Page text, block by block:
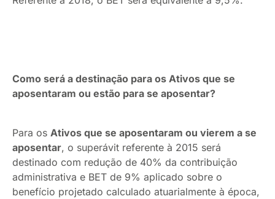
Como será a destinação para os Ativos que se
aposentaram ou estão para se aposentar?
Para os Ativos que se aposentaram ou vierem a se
aposentar, o superávit referente à 2015 será
destinado com redução de 40% da contribuição
administrativa e BET de 9% aplicado sobre o
benefício projetado calculado atuarialmente à época,